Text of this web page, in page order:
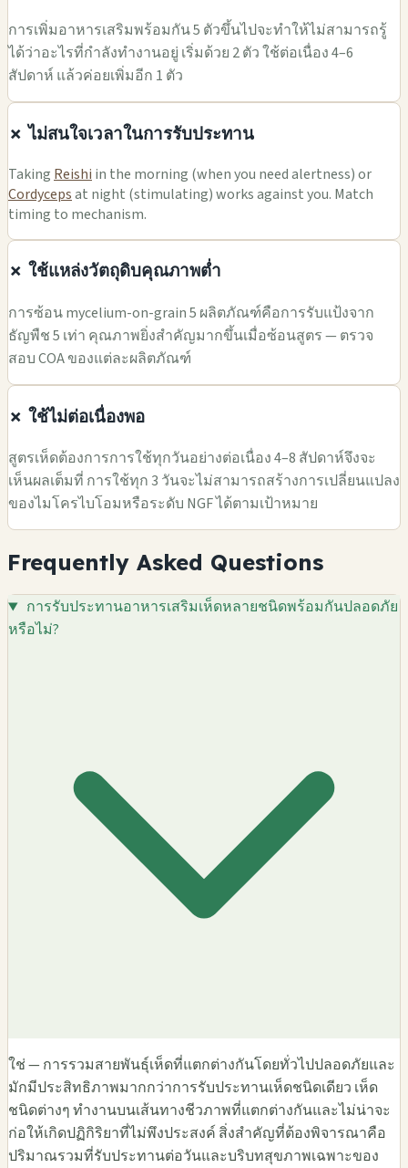
การเพิ่มอาหารเสริมพร้อมกัน 5 ตัวขึ้นไปจะทำให้ไม่สามารถรู้
ได้ว่าอะไรที่กำลังทำงานอยู่ เริ่มด้วย 2 ตัว ใช้ต่อเนื่อง 4–6
สัปดาห์ แล้วค่อยเพิ่มอีก 1 ตัว
✗ ไม่สนใจเวลาในการรับประทาน
Taking Reishi in the morning (when you need alertness) or
Cordycepsat night (stimulating) works against you. Match
timing to mechanism.
✗ ใช้แหล่งวัตถุดิบคุณภาพต่ำ
การซ้อน mycelium-on-grain 5 ผลิตภัณฑ์คือการรับแป้งจาก
ธัญพืช 5 เท่า คุณภาพยิ่งสำคัญมากขึ้นเมื่อซ้อนสูตร — ตรวจ
สอบ COA ของแต่ละผลิตภัณฑ์
✗ ใช้ไม่ต่อเนื่องพอ
สูตรเห็ดต้องการการใช้ทุกวันอย่างต่อเนื่อง 4–8 สัปดาห์จึงจะ
เห็นผลเต็มที่ การใช้ทุก 3 วันจะไม่สามารถสร้างการเปลี่ยนแปลง
ของไมโครไบโอมหรือระดับ NGF ได้ตามเป้าหมาย
Frequently Asked Questions
การรับประทานอาหารเสริมเห็ดหลายชนิดพร้อมกันปลอดภัย
หรือไม่?
ใช่ — การรวมสายพันธุ์เห็ดที่แตกต่างกันโดยทั่วไปปลอดภัยและ
มักมีประสิทธิภาพมากกว่าการรับประทานเห็ดชนิดเดียว เห็ด
ชนิดต่างๆ ทำงานบนเส้นทางชีวภาพที่แตกต่างกันและไม่น่าจะ
ก่อให้เกิดปฏิกิริยาที่ไม่พึงประสงค์ สิ่งสำคัญที่ต้องพิจารณาคือ
ปริมาณรวมที่รับประทานต่อวันและบริบทสุขภาพเฉพาะของ